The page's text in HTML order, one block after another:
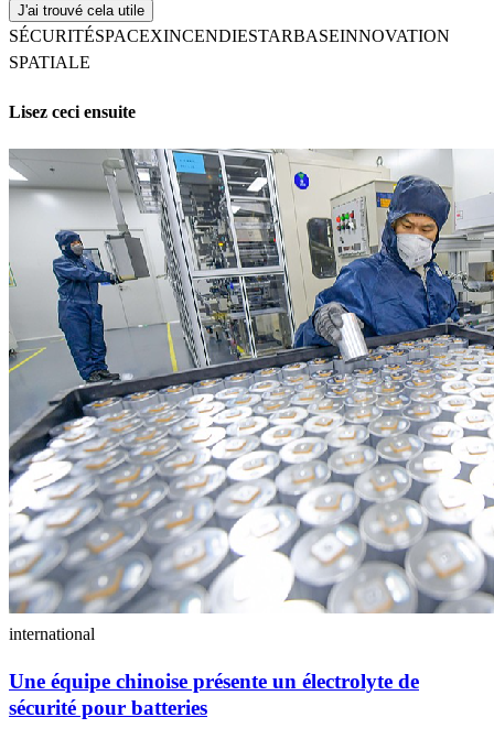
J'ai trouvé cela utile
SÉCURITÉSPACEXINCENDIESTARBASEINNOVATION
SPATIALE
Lisez ceci ensuite
international
Une équipe chinoise présente un électrolyte de
sécurité pour batteries